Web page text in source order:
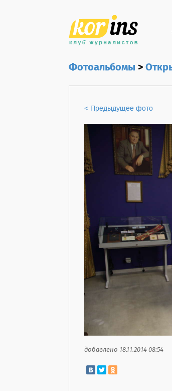
Фотоальбомы>
< Предыдущее фото
добавлено 18.11.2014 08:54